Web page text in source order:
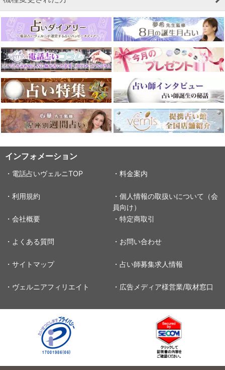
インフォメーション
・電話占いヴェルニTOP ・料金案内
・利用規約
・個人情報の取扱いについて（会
員向け）
・会社概要
・特定商取引
・よくある質問 ・お問い合わせ
・サイトマップ ・占い師募集求人情報
・ヴェルニアフィリエイト ・広告メディア様営業/取材窓口